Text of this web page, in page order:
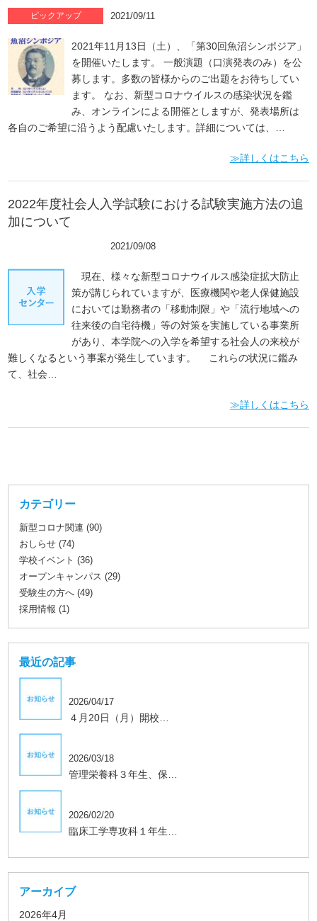
ピックアップ 2021/09/11
2021年11月13日（土）、「第30回魚沼シンポジア」
を開催いたします。 一般演題（口演発表のみ）を公
募します。多数の皆様からのご出題をお待ちしてい
ます。 なお、新型コロナウイルスの感染状況を鑑
み、オンラインによる開催としますが、発表場所は
各自のご希望に沿うよう配慮いたします。詳細については、…
≫詳しくはこちら
2022年度社会人入学試験における試験実施方法の追
加について
2021/09/08
現在、様々な新型コロナウイルス感染症拡大防止
策が講じられていますが、医療機関や老人保健施設
においては勤務者の「移動制限」や「流行地域への
往来後の自宅待機」等の対策を実施している事業所
があり、本学院への入学を希望する社会人の来校が
難しくなるという事案が発生しています。 これらの状況に鑑み
て、社会…
≫詳しくはこちら
カテゴリー
新型コロナ関連 (90)
おしらせ (74)
学校イベント (36)
オープンキャンパス (29)
受験生の方へ (49)
採用情報 (1)
最近の記事
2026/04/17
４月20日（月）開校…
2026/03/18
管理栄養科３年生、保…
2026/02/20
臨床工学専攻科１年生…
アーカイブ
2026年4月